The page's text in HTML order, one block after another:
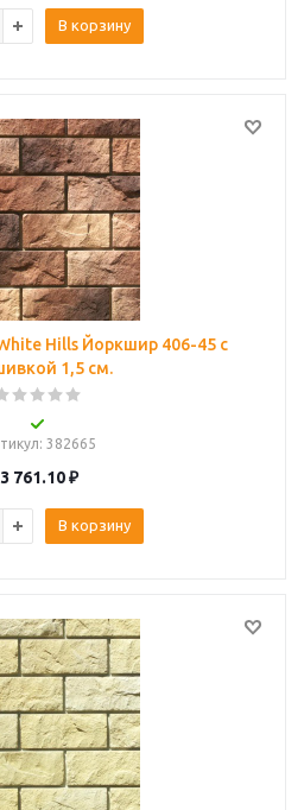
В корзину
Hills Йоркшир 406-45 с
1,5 см.
: 382665
3 761.10₽
В корзину